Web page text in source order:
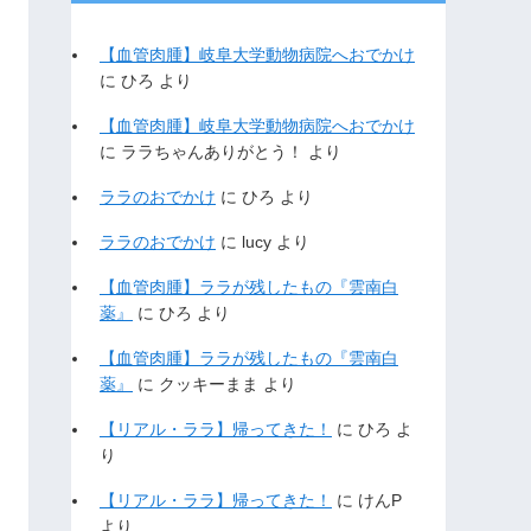
【血管肉腫】岐阜大学動物病院へおでかけ
に ひろ より
【血管肉腫】岐阜大学動物病院へおでかけ
に ララちゃんありがとう！ より
ララのおでかけ に ひろ より
ララのおでかけ に lucy より
【血管肉腫】ララが残したもの『雲南白
薬』
に ひろ より
【血管肉腫】ララが残したもの『雲南白
薬』
に クッキーまま より
【リアル・ララ】帰ってきた！ に ひろ よ
り
【リアル・ララ】帰ってきた！ に けんP
より